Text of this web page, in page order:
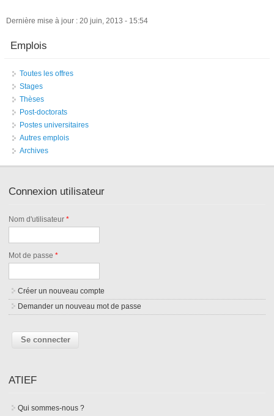
Dernière mise à jour : 20 juin, 2013 - 15:54
Emplois
Toutes les offres
Stages
Thèses
Post-doctorats
Postes universitaires
Autres emplois
Archives
Connexion utilisateur
Nom d'utilisateur*
Mot de passe*
Créer un nouveau compte
Demander un nouveau mot de passe
ATIEF
Qui sommes-nous ?